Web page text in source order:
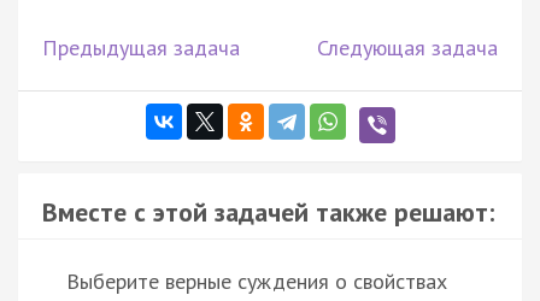
Предыдущая задача Следующая задача
Вместе с этой задачей также решают:
Выберите верные суждения о свойствах